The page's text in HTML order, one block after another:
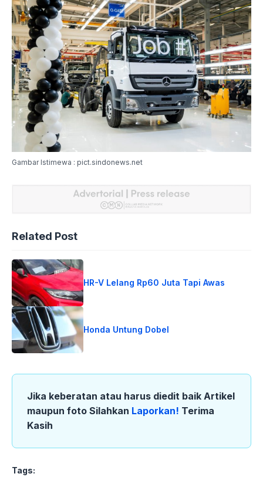
Gambar Istimewa : pict.sindonews.net
Related Post
HR-V Lelang Rp60 Juta Tapi Awas
Honda Untung Dobel
Jika keberatan atau harus diedit baik Artikel
maupun foto Silahkan Laporkan! Terima
Kasih
Tags: